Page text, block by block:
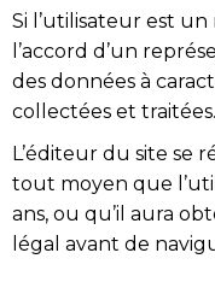
Si l’utilisateur est un
l’accord d’un
des données à
collectées et traitées.
L’éditeur du site se
tout moyen que
ans, ou qu’il aura
légal avant de